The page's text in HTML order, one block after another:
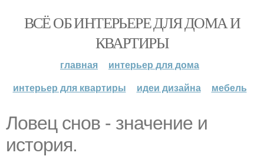
ВСЁ ОБ ИНТЕРЬЕРЕ ДЛЯ ДОМА И
КВАРТИРЫ
главная
интерьер для дома
интерьер для квартиры
идеи дизайна мебель
Ловец снов - значение и
история.